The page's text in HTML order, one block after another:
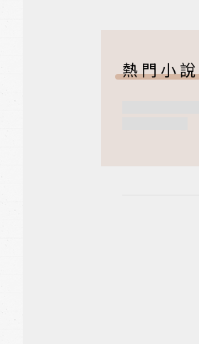
熱門小說